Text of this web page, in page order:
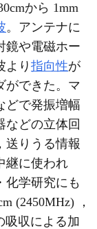
から 1mm
。アンテナに
鏡や電磁ホー
より 指向性が
ができた。マ
どで発振増幅
などの立体回
送りうる情報
継に使われ
化学研究にも
(2450MHz) ，
吸収による加